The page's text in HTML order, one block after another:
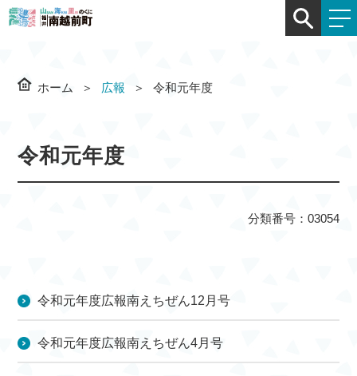
ホーム 広報 令和元年度
令和元年度
分類番号：03054
令和元年度広報南えちぜん12月号
令和元年度広報南えちぜん4月号